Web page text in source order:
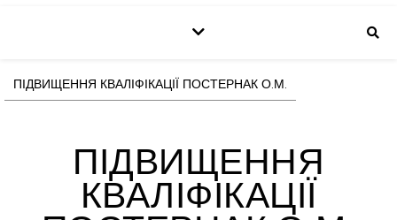
ПІДВИЩЕННЯ КВАЛІФІКАЦІЇ ПОСТЕРНАК О.М.
ПІДВИЩЕННЯ
КВАЛІФІКАЦІЇ